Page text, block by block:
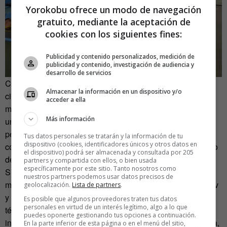
Cabe destacar que lo que empezó siendo un proyecto
científico se está convirtiendo en un lucrativo negocio. De
momento, son dos los grandes productores en Israel, con
una producción de alrededor de 200 toneladas anuales de
pescado comestible como el róbalo o el salmonete, así
como una menor producción de peces de tipo ornamental o
de acuario.
Sin embargo, parece que el modelo se expande y ya hay
más de una decena de granjas en los desiertos del Néguev
y Aravá que están empezando a producir en los mismos
términos que las anteriores. Al contrario que el resto de la
industria alimentaria, en clara caída por la crisis económica,
Yorokobu ofrece un modo de navegación
gratuito, mediante la aceptación de
cookies con los siguientes fines:
Publicidad y contenido personalizados, medición de
publicidad y contenido, investigación de audiencia y
desarrollo de servicios
Almacenar la información en un dispositivo y/o
acceder a ella
Más información
Tus datos personales se tratarán y la información de tu
dispositivo (cookies, identificadores únicos y otros datos en
el dispositivo) podrá ser almacenada y consultada por 205
partners y compartida con ellos, o bien usada
específicamente por este sitio. Tanto nosotros como
nuestros partners podemos usar datos precisos de
geolocalización. Lista de partners.
Es posible que algunos proveedores traten tus datos
personales en virtud de un interés legítimo, algo a lo que
puedes oponerte gestionando tus opciones a continuación.
En la parte inferior de esta página o en el menú del sitio,